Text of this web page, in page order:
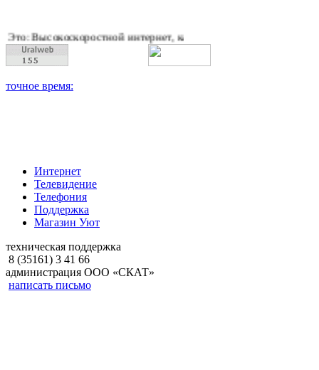
интернет, качественное цифровое и кабельное
Интернет
Телевидение
Телефония
Поддержка
Магазин Уют
техническая поддержка
8 (35161) 3 41 66
администрация ООО «СКАТ»
написать письмо